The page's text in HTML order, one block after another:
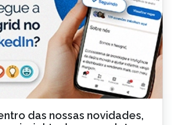
das nossas novidades,